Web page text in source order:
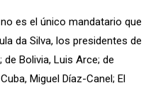
es el único mandatario que
da Silva, los presidentes de
Bolivia, Luis Arce; de
Miguel Díaz-Canel; El